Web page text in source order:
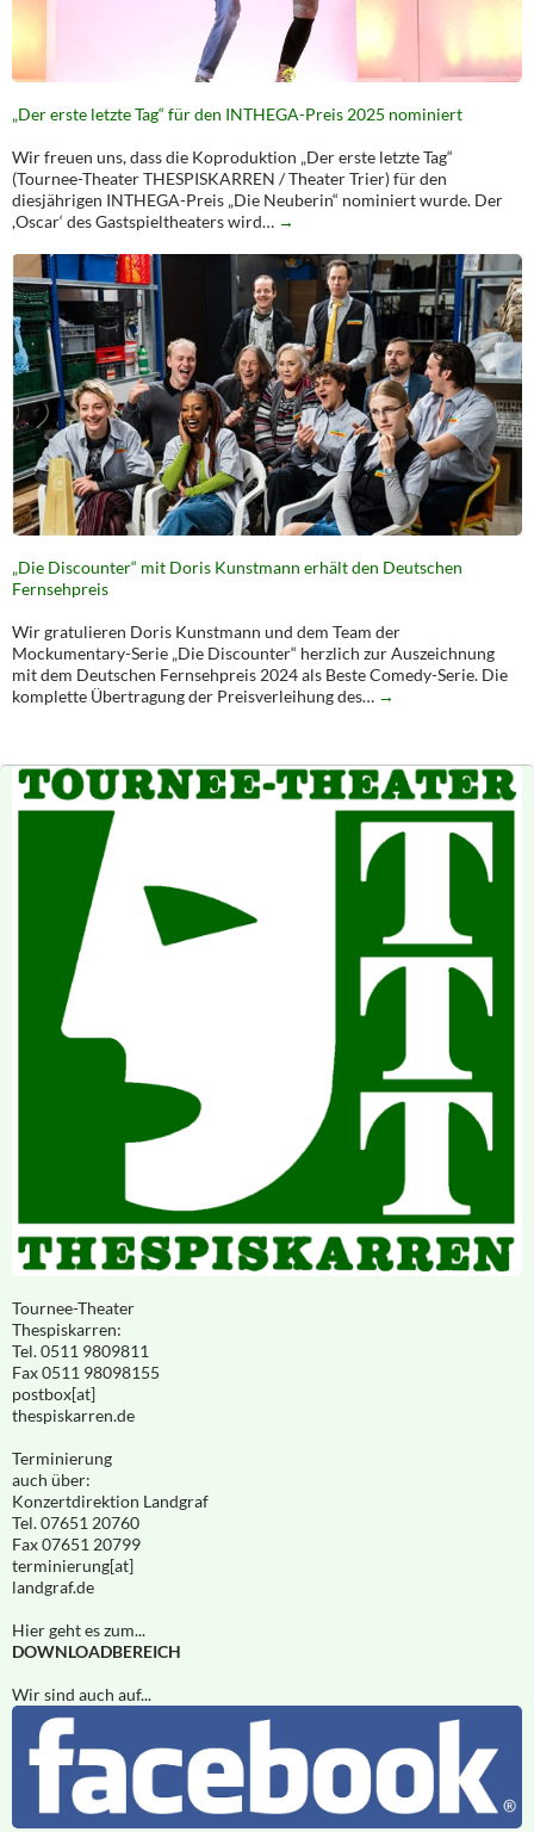
„Der erste letzte Tag“ für den INTHEGA-Preis 2025 nominiert
Wir freuen uns, dass die Koproduktion „Der erste letzte Tag“
(Tournee-Theater THESPISKARREN / Theater Trier) für den
diesjährigen INTHEGA-Preis „Die Neuberin“ nominiert wurde. Der
,Oscar‘ des Gastspieltheaters wird… →
„Die Discounter“ mit Doris Kunstmann erhält den Deutschen
Fernsehpreis
Wir gratulieren Doris Kunstmann und dem Team der
Mockumentary-Serie „Die Discounter“ herzlich zur Auszeichnung
mit dem Deutschen Fernsehpreis 2024 als Beste Comedy-Serie. Die
komplette Übertragung der Preisverleihung des… →
Tournee-Theater
Thespiskarren:
Tel. 0511 9809811
Fax 0511 98098155
postbox[at]
thespiskarren.de
Terminierung
auch über:
Konzertdirektion Landgraf
Tel. 07651 20760
Fax 07651 20799
terminierung[at]
landgraf.de
Hier geht es zum...
DOWNLOADBEREICH
Wir sind auch auf...